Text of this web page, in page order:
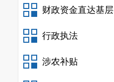
财政资金直达基层
行政执法
涉农补贴